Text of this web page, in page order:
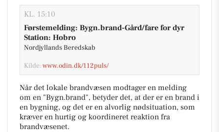
KL. 15:10
Førstemelding: Bygn.brand-Gård/fare for dyr
Station: Hobro
Nordjyllands Beredskab
Kilde:www.odin.dk/112puls/
Når det lokale brandvæsen modtager en melding
om en "Bygn.brand", betyder det, at der er en brand i
en bygning, og det er en alvorlig nødsituation, som
kræver en hurtig og koordineret reaktion fra
brandvæsenet.